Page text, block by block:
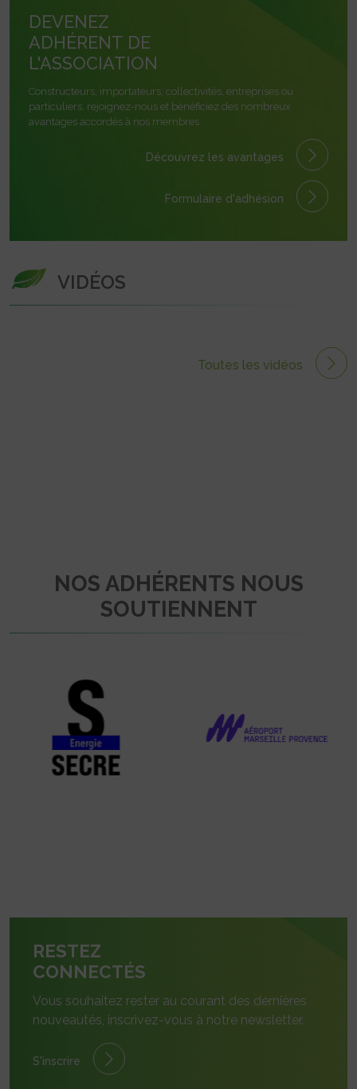
DEVENEZ
ADHÉRENT DE
L'ASSOCIATION
Constructeurs, importateurs, collectivités, entreprises ou
particuliers, rejoignez-nous et bénéficiez des nombreux
avantages accordés à nos membres.
Découvrez les avantages
Formulaire d'adhésion
VIDÉOS
Toutes les vidéos
NOS ADHÉRENTS NOUS
SOUTIENNENT
RESTEZ
CONNECTÉS
Vous souhaitez rester au courant des dernières
nouveautés, inscrivez-vous à notre newsletter.
S'inscrire